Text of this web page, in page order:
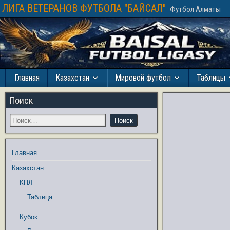
ЛИГА ВЕТЕРАНОВ ФУТБОЛА "БАЙСАЛ" Футбол Алматы
Главная Казахстан Мировой футбол Таблицы
Поиск
Главная
Казахстан
КПЛ
Таблица
Кубок